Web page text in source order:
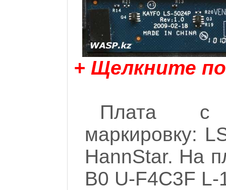
+ Щелкните
Плата с
маркировку:
HannStar. На
B0 U-F4C3F L-